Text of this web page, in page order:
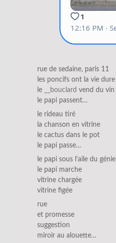
rue de sedaine, paris 11
les poncifs ont la vie dure
le
__bouclard vend du vin
le papi passent…
le rideau tiré
la chanson en vitrine
le cactus dans le pot
le papi passe…
le papi sous l’aile du génie
le papi marche
vitrine chargée
vitrine figée
rue
et promesse
suggestion
miroir au alouette…